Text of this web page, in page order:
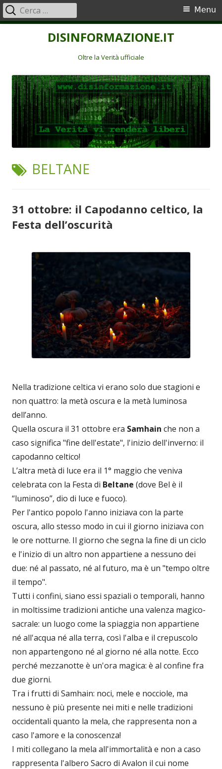
DISINFORMAZIONE.IT
Oltre la Verità ufficiale
Menu
principale
Menu
Ricerca
per:
TAG:
BELTANE
31 ottobre: il Capodanno celtico, la
Festa dell’oscurità
Nella tradizione celtica vi erano solo due stagioni e
non quattro: la metà oscura e la metà luminosa
dell’anno.
Quella oscura il 31 ottobre era Samhain che non a
caso significa "fine dell'estate", l'inizio dell'inverno: il
capodanno celtico!
L’altra metà di luce era il 1° maggio che veniva
celebrata con la Festa di Beltane (dove Bel è il
“luminoso”, dio di luce e fuoco).
Per l'antico popolo l'anno iniziava con la parte
oscura, allo stesso modo in cui il giorno iniziava con
le ore notturne. Il giorno che segna la fine di un ciclo
e l'inizio di un altro non appartiene a nessuno dei
due: né al passato, né al futuro, ma è un "tempo oltre
il tempo".
Tutti i confini, siano essi spaziali o temporali, hanno
in moltissime tradizioni antiche una valenza magico-
sacrale: un luogo come la spiaggia non appartiene
né all'acqua né alla terra, così l'alba e il crepuscolo
non appartengono né al giorno né alla notte. Ecco
perché mezzanotte è un'ora magica: è al confine fra
due giorni.
Tra i frutti di Samhain: noci, mele e nocciole, ma
nessuno è più presente nei miti e nelle tradizioni
occidentali quanto la mela, che rappresenta non a
caso l'amore e la conoscenza!
I miti collegano la mela all'immortalità e non a caso
rappresenta l'albero Sacro di Avalon il cui nome